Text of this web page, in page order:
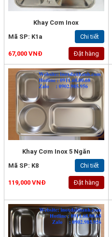
Khay Cơm Inox
Mã SP: K1a
Chi tiết
67,000 VNĐ Đặt hàng
Khay Cơm Inox 5 Ngăn
Mã SP: K8
Chi tiết
119,000 VNĐ Đặt hàng